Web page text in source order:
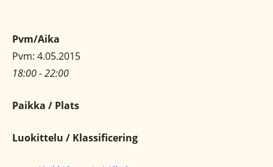
Pvm/Aika
Pvm: 4.05.2015
18:00 - 22:00
Paikka / Plats
Luokittelu / Klassificering